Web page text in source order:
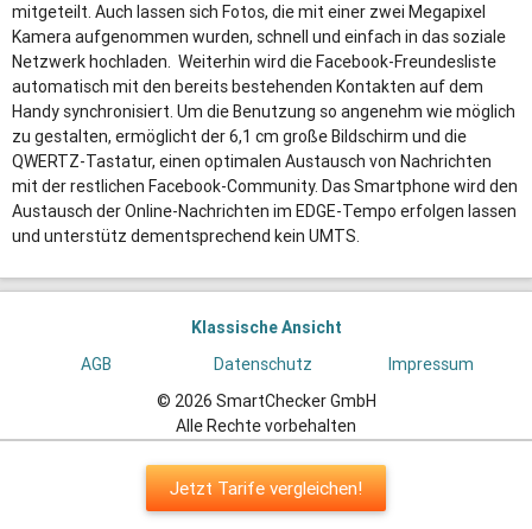
mitgeteilt. Auch lassen sich Fotos, die mit einer zwei Megapixel
Kamera aufgenommen wurden, schnell und einfach in das soziale
Netzwerk hochladen. Weiterhin wird die Facebook-Freundesliste
automatisch mit den bereits bestehenden Kontakten auf dem
Handy synchronisiert. Um die Benutzung so angenehm wie möglich
zu gestalten, ermöglicht der 6,1 cm große Bildschirm und die
QWERTZ-Tastatur, einen optimalen Austausch von Nachrichten
mit der restlichen Facebook-Community. Das Smartphone wird den
Austausch der Online-Nachrichten im EDGE-Tempo erfolgen lassen
und unterstütz dementsprechend kein UMTS.
Jetzt Tarife vergleichen!
Klassische Ansicht
AGB
Datenschutz
Impressum
© 2026 SmartChecker GmbH
Alle Rechte vorbehalten